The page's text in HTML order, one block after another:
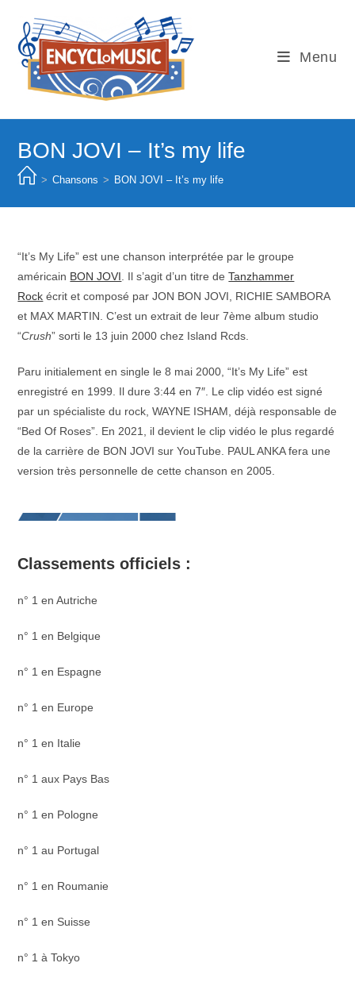
content
Menu
BON JOVI – It’s my life
> Chansons > BON JOVI – It’s my life
“It’s My Life” est une chanson interprétée par le groupe
américain BON JOVI . Il s’agit d’un titre deTanzhammer
Rock écrit et composé par JON BON JOVI, RICHIE SAMBORA
et MAX MARTIN. C’est un extrait de leur 7ème album studio
“Crush” sorti le 13 juin 2000 chez Island Rcds.
Paru initialement en single le 8 mai 2000, “It’s My Life” est
enregistré en 1999. Il dure 3:44 en 7″. Le clip vidéo est signé
par un spécialiste du rock, WAYNE ISHAM, déjà responsable de
“Bed Of Roses”. En 2021, il devient le clip vidéo le plus regardé
de la carrière de BON JOVI sur YouTube. PAUL ANKA fera une
version très personnelle de cette chanson en 2005.
Classements officiels :
n° 1 en Autriche
n° 1 en Belgique
n° 1 en Espagne
n° 1 en Europe
n° 1 en Italie
n° 1 aux Pays Bas
n° 1 en Pologne
n° 1 au Portugal
n° 1 en Roumanie
n° 1 en Suisse
n° 1 à Tokyo